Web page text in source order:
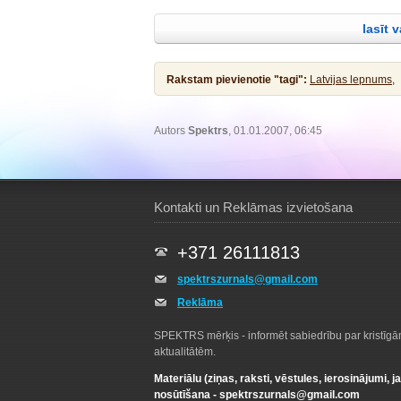
Jēzus atbildēdams sacīja viņam: Lai
taisnību! Tad viņš to pieļāva. Pēclasīt
Rakstam pievienotie "tagi": Latvijas lepnums,
Autors Spektrs, 01.01.2007, 06:45
Kontakti un Reklāmas izvietošana
+371 26111813
spektrszurnals@gmail.com
Reklāma
SPEKTRS mērķis - informēt sabiedrību par
aktualitātēm.
Materiālu (ziņas, raksti, vēstules, ierosinājumi,
nosūtīšana - spektrszurnals@gmail.com